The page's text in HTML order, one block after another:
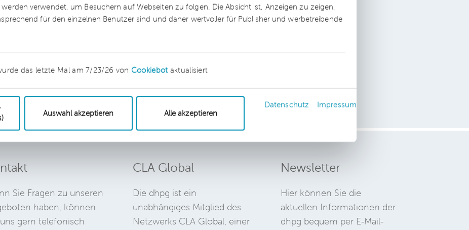
verwendet, um Besuchern auf Webseiten zu folgen. Die Absicht ist, Anzeigen zu zeigen,
für den einzelnen Benutzer sind und daher wertvoller für Publisher und werbetreibende
das letzte Mal am 7/23/26 von Cookiebot aktualisiert
Auswahl akzeptieren Alle akzeptieren
Datenschutz Impressum
sowie Sanierungsberatung und IT-Services
Unternehmen gehört mit mehr als 600 Mitarbeitern
Branche. Die dhpg ist Teil des
120 Ländern und einem Umsatzvolumen von 4,5
internationalen Beratungs-Netzwerke zählt.
Sie Fragen zu unseren
haben, können
gern telefonisch
CLA Global
Die dhpg ist ein
unabhängiges Mitglied des
Netzwerks CLA Global, einer
Newsletter
Hier können Sie die
aktuellen Informationen der
dhpg bequem per E-Mail-